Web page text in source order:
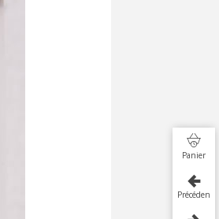
Panier
Précédent